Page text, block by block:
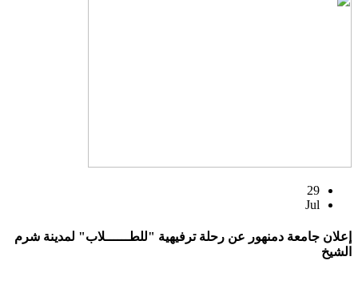
29
Jul
إعلان جامعة دمنهور عن رحلة ترفيهية "للطــــــلاب" لمدينة شرم
الشيخ